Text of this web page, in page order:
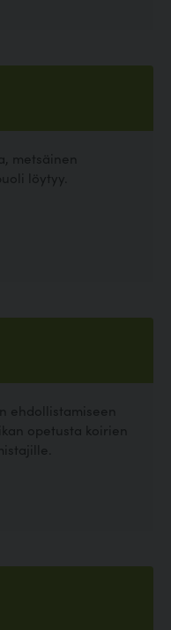
metsäinen
löytyy.
ehdollistamiseen
opetusta koirien